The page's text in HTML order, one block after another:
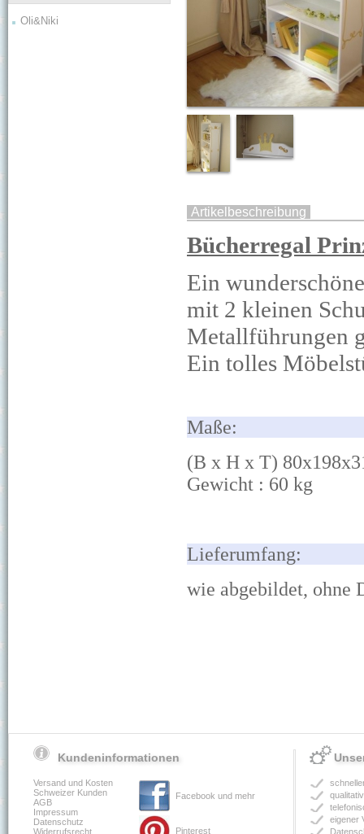
Oli&Niki
Artikelbeschreibung
Bücherregal
Ein
mit 2 kleinen
Metallführungen
Ein tolles
Maß
(B x H x T)
Gewicht : 60 kg
wie abgebildet, ohne
Kundeninformationen
Versand und Kosten
Schweizer Kunden
AGB
Impressum
Datenschutz
Widerrufsrecht
Facebook und mehr
Pinterest
eigener